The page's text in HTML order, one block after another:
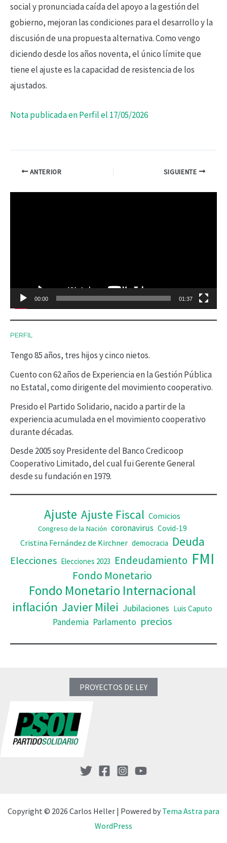
social y pronunciada caída del apoyo a la gestión del
gobierno, mejoran las condiciones para el desarrollo y la
discusión de una propuesta alternativa. Como vengo
diciendo desde los años noventa, el único límite que
tiene el ajuste es la capacidad de resistencia de los
ajustados.
Nota publicada en Perfil el 17/05/2026
ANTERIOR SIGUIENTE
d
c
t
o
r
d
e
v
d
e
o
00:00 01:37
PERFIL
Tengo 85 años, tres hijos y cinco nietos.
Cuento con 62 años de Experiencia en la Gestión Pública
no Estatal, como dirigente del movimiento cooperativo.
Presido el Partido Solidario, nacido a partir de la
experiencia acumulada en el movimiento cooperativo
durante décadas.
Desde 2005 soy Presidente del Banco Credicoop
Cooperativo Limitado, del cual fui Gerente General
desde su fundación en 1979.
Ajuste Ajuste Fiscal Comicios
Congreso de la Nación coronavirus Covid-19
Cristina Fernández de Kirchner democracia Deuda
Elecciones Elecciones 2023 Endeudamiento FMI
Fondo Monetario
Fondo Monetario Internacional
inflación Javier Milei Jubilaciones Luis Caputo
Pandemia Parlamento precios
PROYECTOS DE LEY
Copyright © 2026 Carlos Heller | Powered by Tema Astra para
WordPress